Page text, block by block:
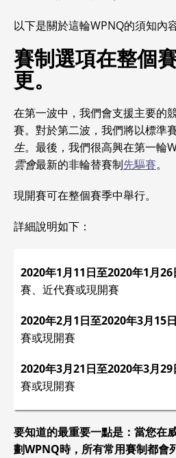
以下是關於這輪WPNQ的須知內容
賽制選項在整個
更。
在第一波中，我們會支援主要的
賽。對於第二波，我們將以標準
生。最後，我們很高興在第一輪
雲會最新的非輪替賽制先驅賽。
現開賽可在整個賽季中舉行。
詳細說明如下：
2020年1月11日至2020年1月26
賽、近代賽或現開賽
2020年2月1日至2020年3月15日
賽或現開賽
2020年3月21日至2020年3月29
賽或現開賽
要知道的最重要一點是：當您在
劃WPNQ時，所有常用賽制都會